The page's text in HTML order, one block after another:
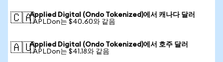
🇨🇦Applied Digital (Ondo Tokenized)에서 캐나다 달러
1 APLDon는 $40.60와 같음
🇦🇺Applied Digital (Ondo Tokenized)에서 호주 달러
1 APLDon는 $41.18와 같음